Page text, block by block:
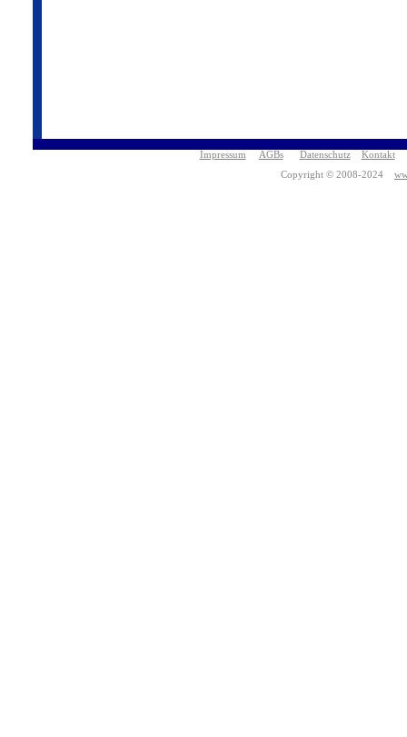
Impressum AGBs Datenschutz
Kontakt
Copyright © 2008-2024